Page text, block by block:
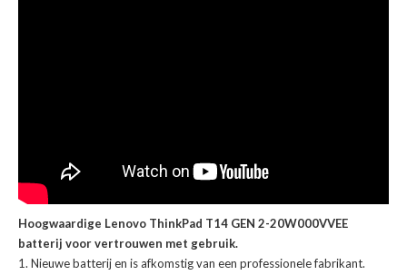
Hoogwaardige Lenovo ThinkPad T14 GEN 2-20W000VVEE
batterij voor vertrouwen met gebruik.
Nieuwe batterij en is afkomstig van een professionele fabrikant.